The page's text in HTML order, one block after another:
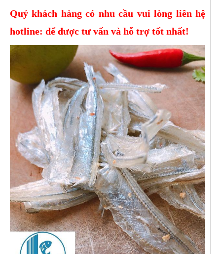
Quý khách hàng có nhu cầu vui lòng liên hệ
hotline: để được tư vấn và hỗ trợ tốt nhất!